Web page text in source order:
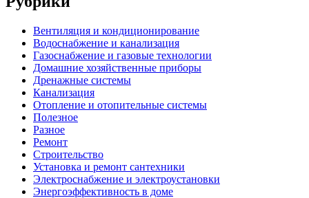
Вентиляция и кондиционирование
Водоснабжение и канализация
Газоснабжение и газовые технологии
Домашние хозяйственные приборы
Дренажные системы
Канализация
Отопление и отопительные системы
Полезное
Разное
Ремонт
Строительство
Установка и ремонт сантехники
Электроснабжение и электроустановки
Энергоэффективность в доме